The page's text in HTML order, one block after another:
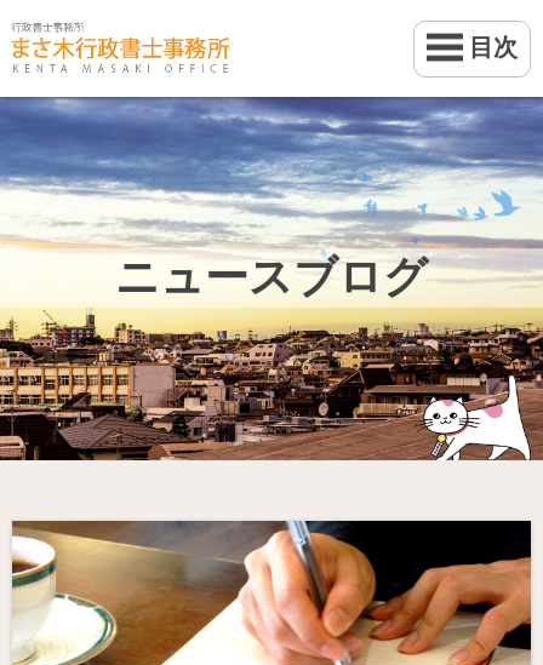
目次
ホーム
業務案内
事務所案内
料金
ブログ
お問い合わせ
ニュースブログ